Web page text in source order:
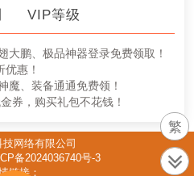
VIP等级
鹏、极品神器登录免费领取！
惠！
魔、装备通通免费领！
券，购买礼包不花钱！
繁
网络有限公司
备2024036740号-3
链接：